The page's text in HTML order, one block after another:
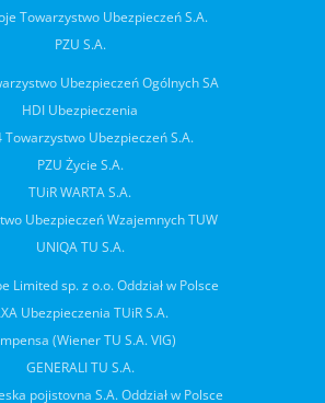
Towarzystwo Ubezpieczeń S.A.
PZU S.A.
Ubezpieczeń Ogólnych SA
HDI Ubezpieczenia
Towarzystwo Ubezpieczeń S.A.
PZU Życie S.A.
TUiR WARTA S.A.
Ubezpieczeń Wzajemnych TUW
UNIQA TU S.A.
Limited sp. z o.o. Oddział w Polsce
Ubezpieczenia TUiR S.A.
(Wiener TU S.A. VIG)
GENERALI TU S.A.
pojistovna S.A. Oddział w Polsce